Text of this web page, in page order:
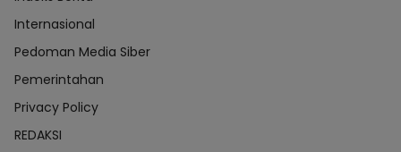
Internasional
Pedoman Media Siber
Pemerintahan
Privacy Policy
REDAKSI